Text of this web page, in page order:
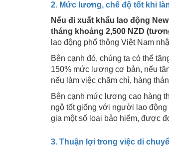
2. Mức lương, chế độ tốt khi
Nếu đi xuất khẩu lao động
tháng khoảng 2,500 NZD
lao động phổ thông Việt Nam
Bên cạnh đó, chúng ta có thể
150% mức lương cơ bản, nếu
nếu làm việc chăm chỉ, hàng
Bên cạnh mức lương cao hàng
ngộ tốt giống với người lao
gia một số loại bảo hiểm, được
3. Thuận lợi trong việc di